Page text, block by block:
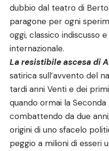
dubbio dal teatro di
paragone per ogni
oggi, classico indiscusso
internazionale.
La resistibile ascesa di
satirica sull’avvento del
tardi anni Venti e dei
quando ormai la
combattendo da due
origini di uno sfacelo
peggio a milioni di esseri